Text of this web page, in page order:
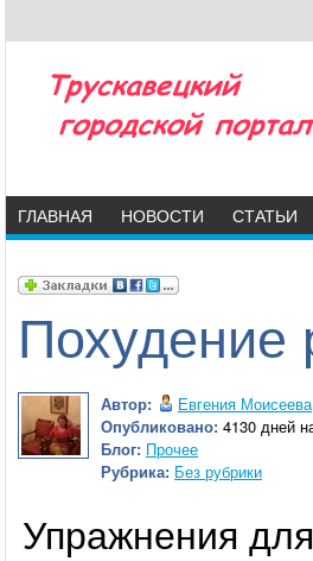
ГЛАВНАЯ НОВОСТИ СТАТЬИ
Похудение
Автор:
Евгения Моисеева
Опубликовано: 4130 дней
Блог: Прочее
Рубрика: Без рубрики
Упражнения